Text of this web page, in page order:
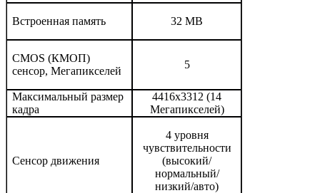
Встроенная память 32 МВ
CMOS (КМОП)
сенсор, Мегапикселей
5
Максимальный размер
кадра
4416x3312 (14
Мегапикселей)
Сенсор движения
4 уровня
чувствительности
(высокий/
нормальный/
низкий/авто)